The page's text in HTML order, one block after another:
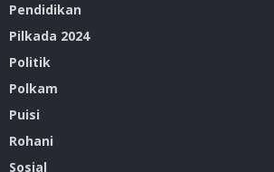
Pendidikan
Pilkada 2024
Politik
Polkam
Puisi
Rohani
Sosial